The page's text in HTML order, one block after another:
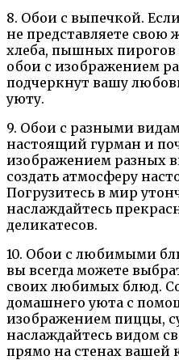
8. Обои с выпечкой.
не представляете свою
хлеба, пышных пирогов
обои с изображением
подчеркнут вашу
уюту.
9. Обои с разными
настоящий гурман и
изображением разных
создать атмосферу
Погрузитесь в мир
наслаждайтесь
деликатесов.
10. Обои с любимыми
вы всегда можете
своих любимых блюд.
домашнего уюта с
изображением пиццы,
наслаждайтесь видом
прямо на стенах вашей